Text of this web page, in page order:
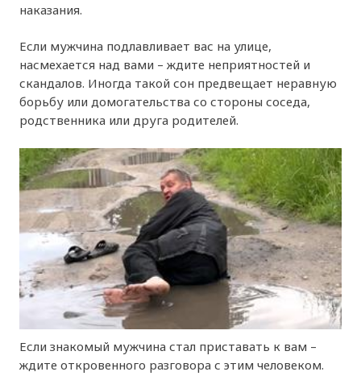
наказания.
Если мужчина подлавливает вас на улице,
насмехается над вами – ждите неприятностей и
скандалов. Иногда такой сон предвещает неравную
борьбу или домогательства со стороны соседа,
родственника или друга родителей.
Если знакомый мужчина стал приставать к вам –
ждите откровенного разговора с этим человеком.